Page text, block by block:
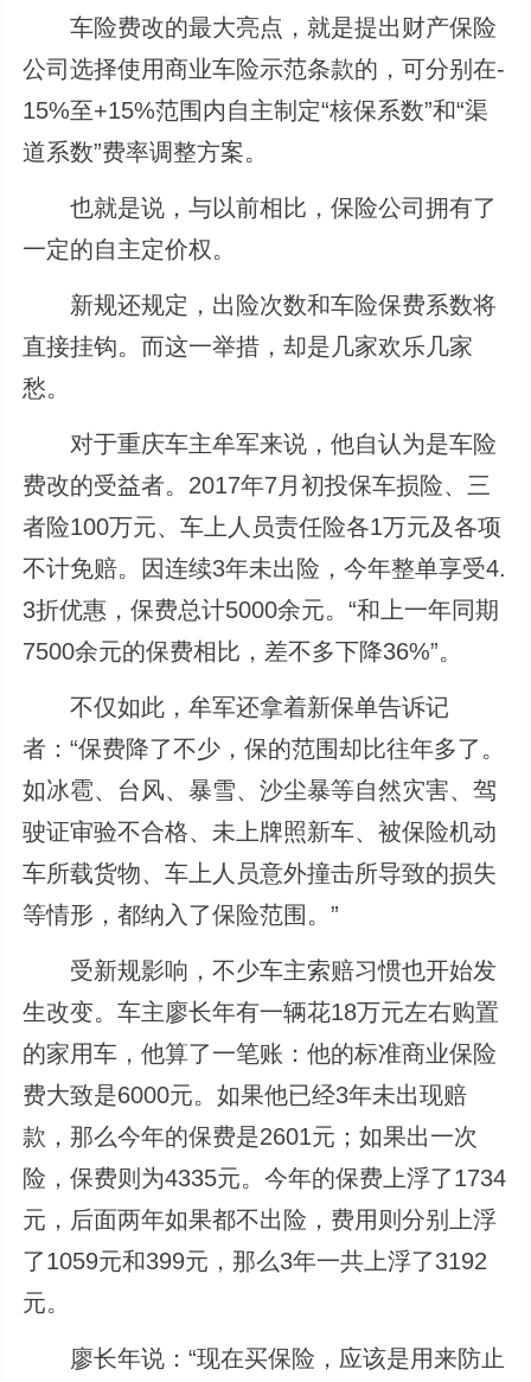
车险费改的最大亮点，就是提出财产保险
公司选择使用商业车险示范条款的，可分别在-
15%至+15%范围内自主制定“核保系数”和“渠
道系数”费率调整方案。
也就是说，与以前相比，保险公司拥有了
一定的自主定价权。
新规还规定，出险次数和车险保费系数将
直接挂钩。而这一举措，却是几家欢乐几家
愁。
对于重庆车主牟军来说，他自认为是车险
费改的受益者。2017年7月初投保车损险、三
者险100万元、车上人员责任险各1万元及各项
不计免赔。因连续3年未出险，今年整单享受4.
3折优惠，保费总计5000余元。“和上一年同期
7500余元的保费相比，差不多下降36%”。
不仅如此，牟军还拿着新保单告诉记
者：“保费降了不少，保的范围却比往年多了。
如冰雹、台风、暴雪、沙尘暴等自然灾害、驾
驶证审验不合格、未上牌照新车、被保险机动
车所载货物、车上人员意外撞击所导致的损失
等情形，都纳入了保险范围。”
受新规影响，不少车主索赔习惯也开始发
生改变。车主廖长年有一辆花18万元左右购置
的家用车，他算了一笔账：他的标准商业保险
费大致是6000元。如果他已经3年未出现赔
款，那么今年的保费是2601元；如果出一次
险，保费则为4335元。今年的保费上浮了1734
元，后面两年如果都不出险，费用则分别上浮
了1059元和399元，那么3年一共上浮了3192
元。
廖长年说：“现在买保险，应该是用来防止